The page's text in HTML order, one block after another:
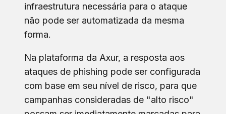
infraestrutura necessária para o ataque
não pode ser automatizada da mesma
forma.
Na plataforma da Axur, a resposta aos
ataques de phishing pode ser configurada
com base em seu nível de risco, para que
campanhas consideradas de "alto risco"